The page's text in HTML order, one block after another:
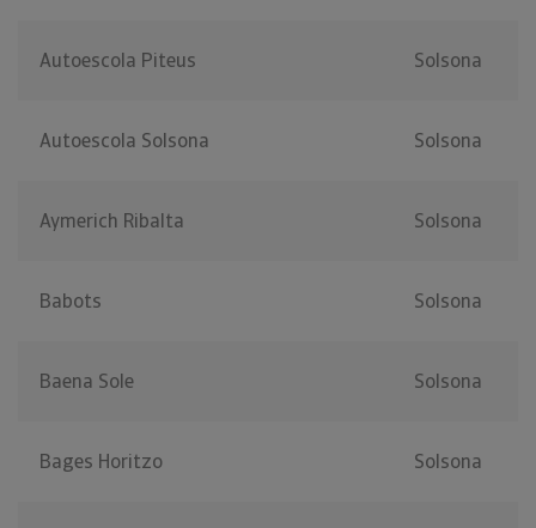
Autoescola Piteus Solsona
Autoescola Solsona Solsona
Aymerich Ribalta Solsona
Babots Solsona
Baena Sole Solsona
Bages Horitzo Solsona